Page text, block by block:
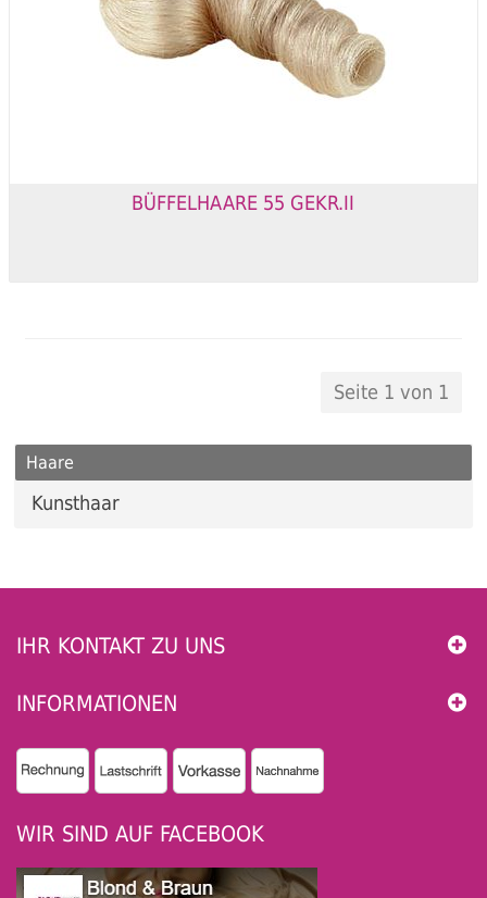
BÜFFELHAARE 55 GEKR.II
Seite 1 von 1
Haare
Kunsthaar
IHR KONTAKT ZU UNS
INFORMATIONEN
WIR SIND AUF FACEBOOK